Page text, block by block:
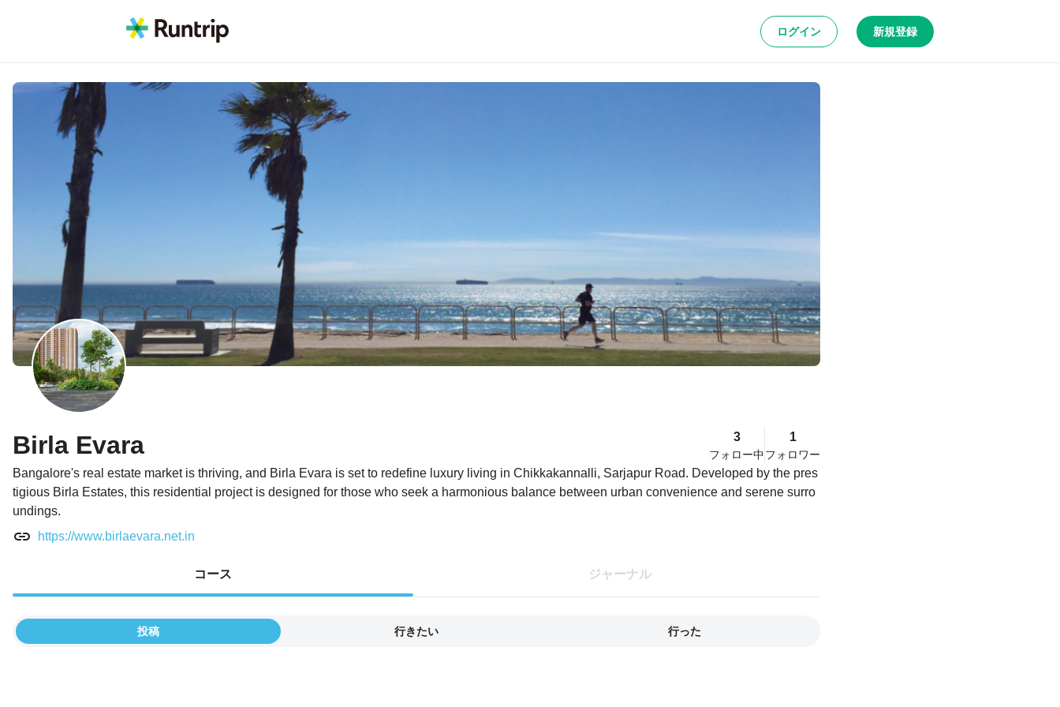
ログイン 新規登録
Birla Evara 3
フォロー中
1
フォロワー
Bangalore's real estate market is thriving, and Birla Evara is set to redefine luxury living in Chikkakannalli, Sarjapur Road. Developed by the pres
tigious Birla Estates, this residential project is designed for those who seek a harmonious balance between urban convenience and serene surro
undings.
https://www.birlaevara.net.in
コース ジャーナル
投稿 行きたい 行った